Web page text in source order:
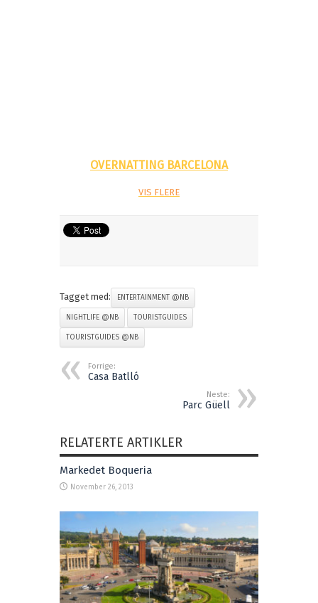
OVERNATTING BARCELONA
VIS FLERE
Tagget med: ENTERTAINMENT @NB
NIGHTLIFE @NB TOURISTGUIDES
TOURISTGUIDES @NB
Forrige:
Casa Batlló
Neste:
Parc Güell
RELATERTE ARTIKLER
Markedet Boqueria
November 26, 2013